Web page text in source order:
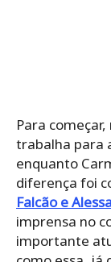
Para
trabalha para
enquanto
diferença foi
Falcão e
imprensa no
importante